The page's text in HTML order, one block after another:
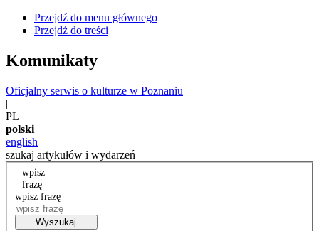
Przejdź do menu głównego
Przejdź do treści
Komunikaty
Oficjalny serwis o kulturze w Poznaniu
|
PL
polski
english
szukaj artykułów i wydarzeń
wpisz
frazę
wpisz frazę
Wyszukaj